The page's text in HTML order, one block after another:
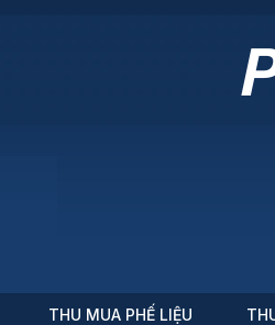
THU MUA PHẾ LIỆU